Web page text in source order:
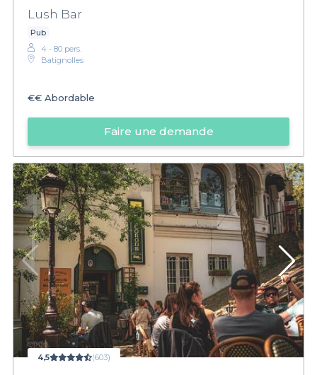
Lush Bar
Pub
4 - 80 pers.
Batignolles
€€ Abordable
Faire une demande
4,5 (603)